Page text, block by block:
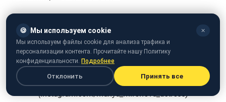
Скріншот коментарів
(instagram.com/mariya_mironova_actress)
🍪 Мы используем cookie ✕
Мы используем файлы cookie для анализа трафика и
персонализации контента. Прочитайте нашу Политику
конфиденциальности. Подробнее
Отклонить Принять все